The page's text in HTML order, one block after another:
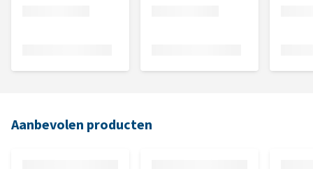
Aanbevolen producten